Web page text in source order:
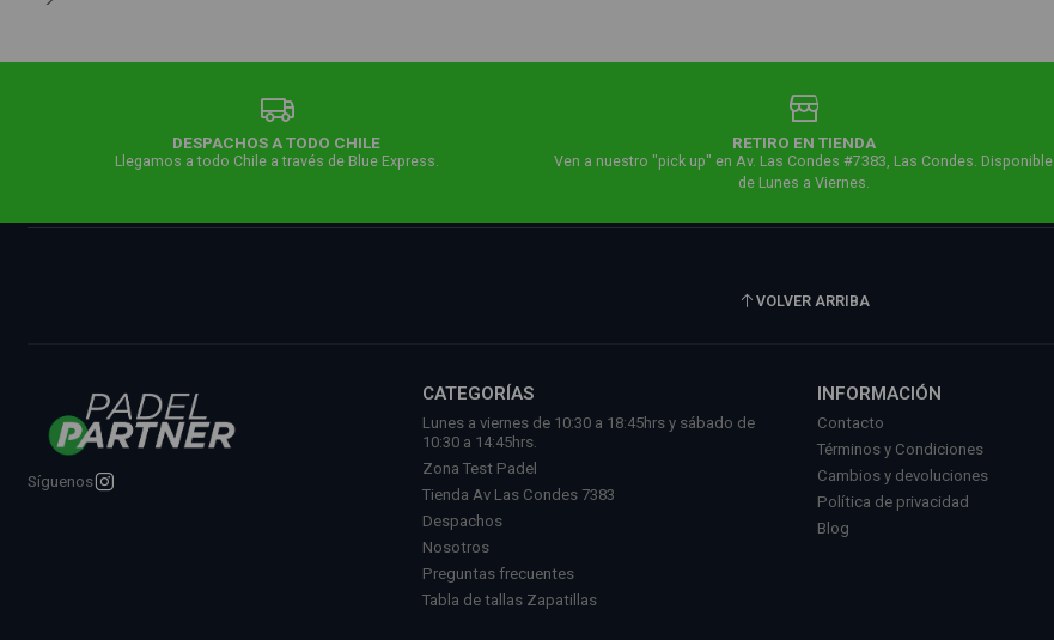
DESPACHOS A TODO CHILE
Llegamos a todo Chile a través de Blue Express.
RETIRO EN TIENDA
Ven a nuestro "pick up" en Av. Las Condes #7383, Las Condes. Disponible
de Lunes a Viernes.
VOLVER ARRIBA
Síguenos
CATEGORÍAS
Lunes a viernes de 10:30 a 18:45hrs y sábado de
10:30 a 14:45hrs.
Zona Test Padel
Tienda Av Las Condes 7383
Despachos
Nosotros
Preguntas frecuentes
Tabla de tallas Zapatillas
INFORMACIÓN
Contacto
Términos y Condiciones
Cambios y devoluciones
Política de privacidad
Blog